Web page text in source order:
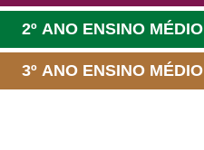
2º ANO ENSINO MÉDIO
3º ANO ENSINO MÉDIO